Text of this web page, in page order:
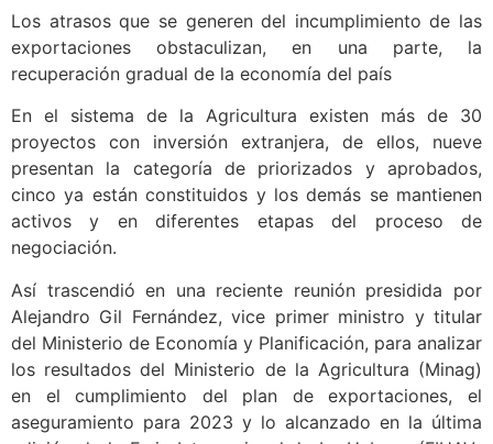
Los atrasos que se generen del incumplimiento de las
exportaciones obstaculizan, en una parte, la
recuperación gradual de la economía del país
En el sistema de la Agricultura existen más de 30
proyectos con inversión extranjera, de ellos, nueve
presentan la categoría de priorizados y aprobados,
cinco ya están constituidos y los demás se mantienen
activos y en diferentes etapas del proceso de
negociación.
Así trascendió en una reciente reunión presidida por
Alejandro Gil Fernández, vice primer ministro y titular
del Ministerio de Economía y Planificación, para analizar
los resultados del Ministerio de la Agricultura (Minag)
en el cumplimiento del plan de exportaciones, el
aseguramiento para 2023 y lo alcanzado en la última